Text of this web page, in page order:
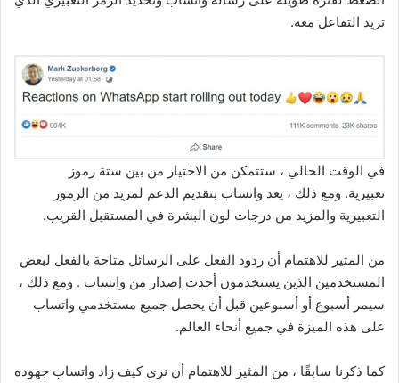
تريد التفاعل معه.
في الوقت الحالي ، ستتمكن من الاختيار من بين ستة رموز
تعبيرية. ومع ذلك ، يعد واتساب بتقديم الدعم لمزيد من الرموز
التعبيرية والمزيد من درجات لون البشرة في المستقبل القريب.
من المثير للاهتمام أن ردود الفعل على الرسائل متاحة بالفعل لبعض
المستخدمين الذين يستخدمون أحدث إصدار من واتساب . ومع ذلك ،
سيمر أسبوع أو أسبوعين قبل أن يحصل جميع مستخدمي واتساب
على هذه الميزة في جميع أنحاء العالم.
كما ذكرنا سابقًا ، من المثير للاهتمام أن نرى كيف زاد واتساب جهوده